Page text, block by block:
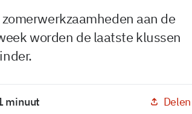
aan de
worden de laatste klussen
minuut Delen